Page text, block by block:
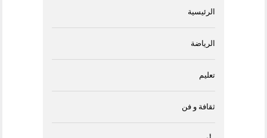
الرئيسية
الرياضة
تعليم
ثقافة و فن